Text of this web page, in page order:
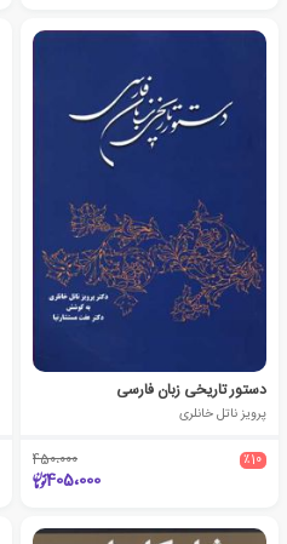
دستور تاریخی زبان فارسی
پرویز ناتل خانلری
٪10 450،000
405،000